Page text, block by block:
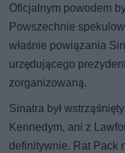
Oficjalnym powodem
Powszechnie
właśnie powiązania
urzędującego
zorganizowaną.
Sinatra był
Kennedym, ani z
definitywnie. Rat Pack